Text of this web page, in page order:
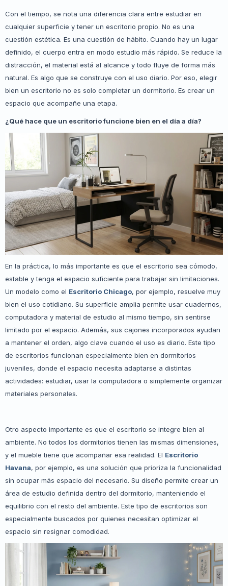
Con el tiempo, se nota una diferencia clara entre estudiar en
cualquier superficie y tener un escritorio propio. No es una
cuestión estética. Es una cuestión de hábito. Cuando hay un lugar
definido, el cuerpo entra en modo estudio más rápido. Se reduce la
distracción, el material está al alcance y todo fluye de forma más
natural. Es algo que se construye con el uso diario. Por eso, elegir
bien un escritorio no es solo completar un dormitorio. Es crear un
espacio que acompañe una etapa.
¿Qué hace que un escritorio funcione bien en el día a día?
En la práctica, lo más importante es que el escritorio sea cómodo,
estable y tenga el espacio suficiente para trabajar sin limitaciones.
Un modelo como el Escritorio Chicago, por ejemplo, resuelve muy
bien el uso cotidiano. Su superficie amplia permite usar cuadernos,
computadora y material de estudio al mismo tiempo, sin sentirse
limitado por el espacio. Además, sus cajones incorporados ayudan
a mantener el orden, algo clave cuando el uso es diario. Este tipo
de escritorios funcionan especialmente bien en dormitorios
juveniles, donde el espacio necesita adaptarse a distintas
actividades: estudiar, usar la computadora o simplemente organizar
materiales personales.
Otro aspecto importante es que el escritorio se integre bien al
ambiente. No todos los dormitorios tienen las mismas dimensiones,
y el mueble tiene que acompañar esa realidad. El Escritorio
Havana, por ejemplo, es una solución que prioriza la funcionalidad
sin ocupar más espacio del necesario. Su diseño permite crear un
área de estudio definida dentro del dormitorio, manteniendo el
equilibrio con el resto del ambiente. Este tipo de escritorios son
especialmente buscados por quienes necesitan optimizar el
espacio sin resignar comodidad.